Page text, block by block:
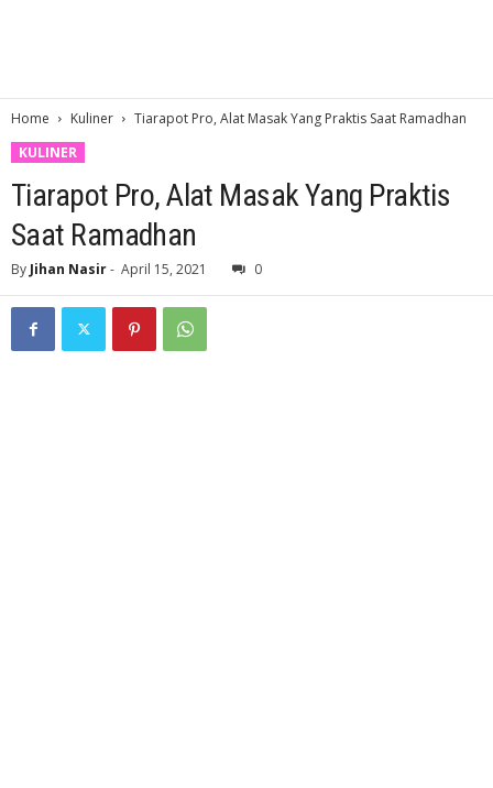
Home Kuliner
Tiarapot Pro, Alat Masak Yang Praktis Saat Ramadhan
KULINER
Tiarapot Pro, Alat Masak Yang Praktis
Saat Ramadhan
By Jihan Nasir- April 15, 2021 0